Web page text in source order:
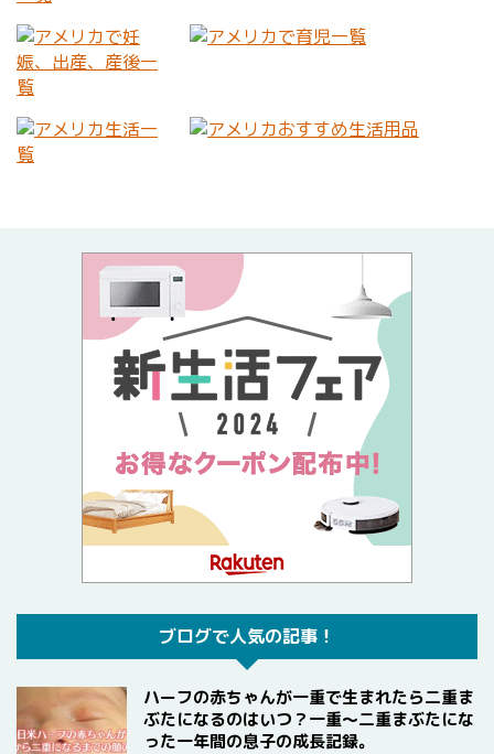
ブログで人気の記事！
ハーフの赤ちゃんが一重で生まれたら二重ま
ぶたになるのはいつ？一重〜二重まぶたにな
った一年間の息子の成長記録。